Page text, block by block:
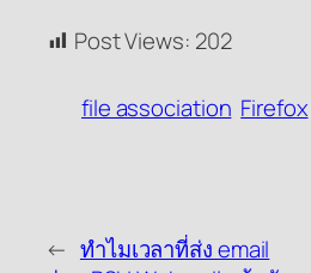
Post Views: 202
file association Firefox
← ทำไมเวลาที่ส่ง email